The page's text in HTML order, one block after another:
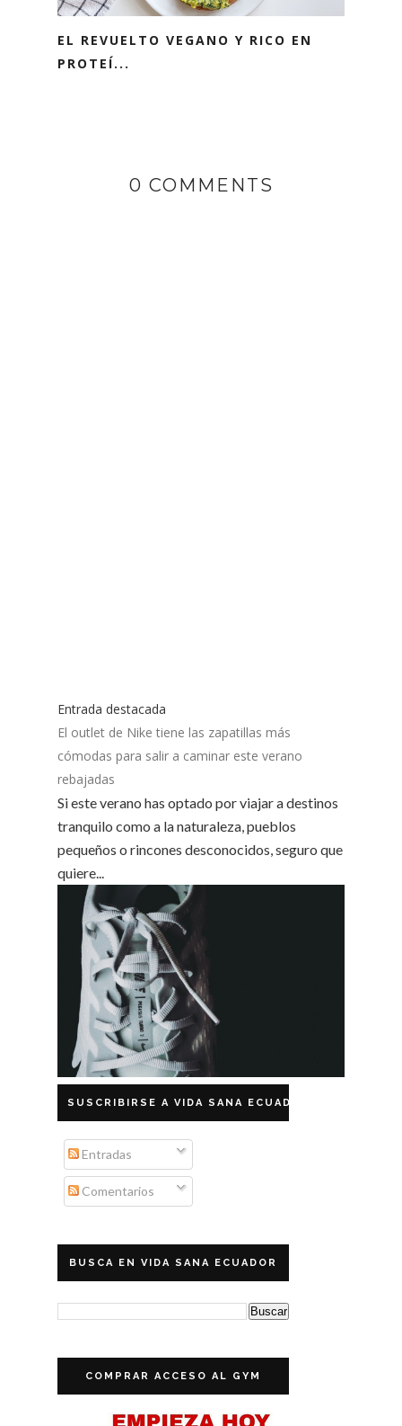
EL REVUELTO VEGANO Y RICO EN
PROTEÍ...
0 COMMENTS
Entrada destacada
El outlet de Nike tiene las zapatillas más
cómodas para salir a caminar este verano
rebajadas
Si este verano has optado por viajar a destinos
tranquilo como a la naturaleza, pueblos
pequeños o rincones desconocidos, seguro que
quiere...
SUSCRIBIRSE A VIDA SANA ECUADOR
Entradas
Comentarios
BUSCA EN VIDA SANA ECUADOR
COMPRAR ACCESO AL GYM